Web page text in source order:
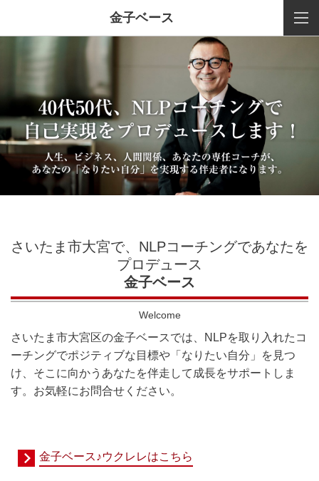
金子ベース
さいたま市大宮で、NLPコーチングであなたを
プロデュース
金子ベース
Welcome
さいたま市大宮区の金子ベースでは、NLPを取り入れたコ
ーチングでポジティブな目標や「なりたい自分」を見つ
け、そこに向かうあなたを伴走して成長をサポートしま
す。お気軽にお問合せください。
金子ベース♪ウクレレはこちら